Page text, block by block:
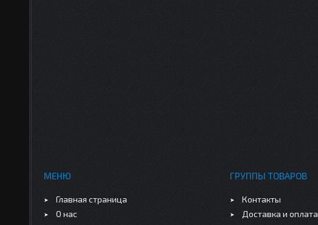
МЕНЮ
Главная страница
О нас
ГРУППЫ ТОВАРОВ
Контакты
Доставка и оплата